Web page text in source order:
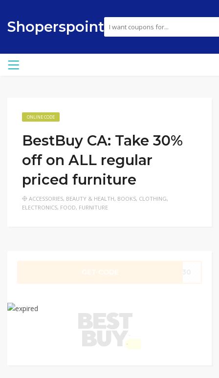
Shoperspoint
ONLINE CODE
BestBuy CA: Take 30%
off on ALL regular
priced furniture
ACCESSORIES, BEAUTY & HEALTH, BOOKS, CLOTHING,
ELECTRONICS, FOOD, FURNITURE